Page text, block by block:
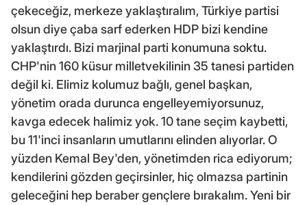
çekeceğiz, merkeze yaklaştıralım, Türkiye partisi
olsun diye çaba sarf ederken HDP bizi kendine
yaklaştırdı. Bizi marjinal parti konumuna soktu.
CHP'nin 160 küsur milletvekilinin 35 tanesi partiden
değil ki. Elimiz kolumuz bağlı, genel başkan,
yönetim orada durunca engelleyemiyorsunuz,
kavga edecek halimiz yok. 10 tane seçim kaybetti,
bu 11'inci insanların umutlarını elinden alıyorlar. O
yüzden Kemal Bey'den, yönetimden rica ediyorum;
kendilerini gözden geçirsinler, hiç olmazsa partinin
geleceğini hep beraber gençlere bırakalım. Yeni bir